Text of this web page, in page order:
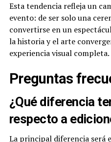
Esta tendencia refleja un
evento: de ser solo una
convertirse en un
la historia y el arte
experiencia visual completa.
Preguntas
¿Qué diferencia
respecto a
La principal diferencia será